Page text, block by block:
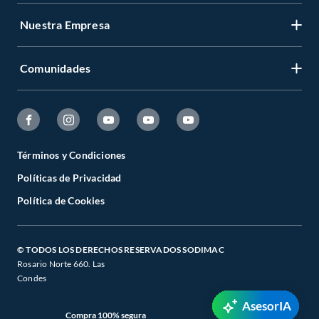
Nuestra Empresa
Comunidades
Términos y Condiciones
Políticas de Privacidad
Política de Cookies
© TODOS LOS DERECHOS RESERVADOS SODIMAC
Rosario Norte 660. Las
Condes
Compra 100% segura
AsesorIA